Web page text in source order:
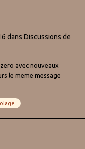
dans Discussions de
avec nouveaux
le meme message